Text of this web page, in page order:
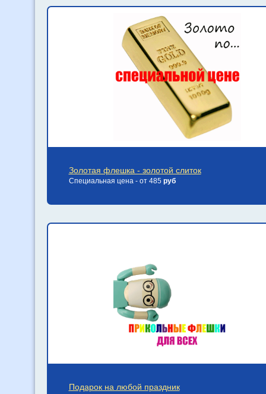
Золотая флешка - золотой слиток
Специальная цена - от 485 руб
Подарок на любой праздник